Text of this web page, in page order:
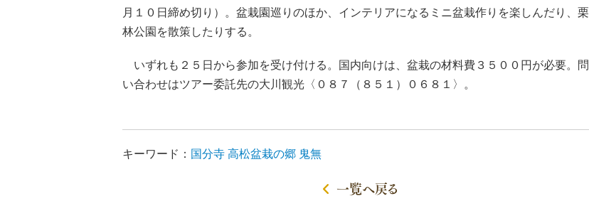
月１０日締め切り）。盆栽園巡りのほか、インテリアになるミニ盆栽作りを楽しんだり、栗
林公園を散策したりする。
いずれも２５日から参加を受け付ける。国内向けは、盆栽の材料費３５００円が必要。問
い合わせはツアー委託先の大川観光〈０８７（８５１）０６８１〉。
キーワード： 国分寺 高松盆栽の郷 鬼無
一覧へ戻る